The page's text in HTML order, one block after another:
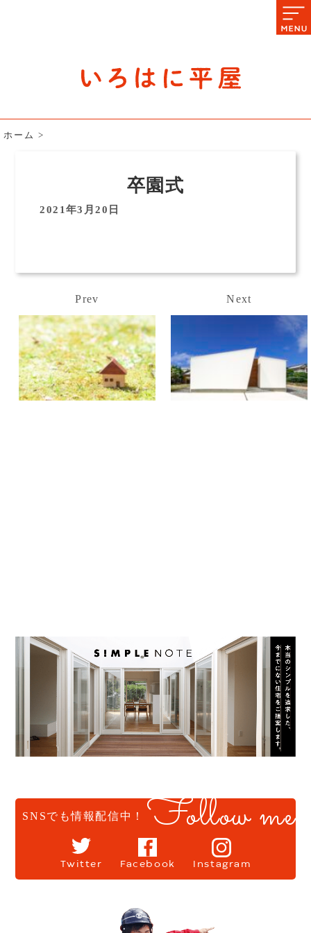
ホーム >
卒園式
2021年3月20日
Prev Next
SNSでも情報配信中！ Follow me
Twitter Facebook Instagram